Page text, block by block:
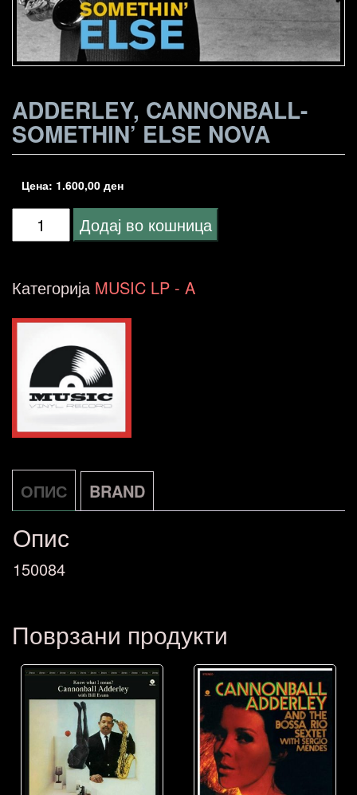
ADDERLEY, CANNONBALL-
SOMETHIN’ ELSE NOVA
Цена: 1.600,00 ден
Adderley,
Somethin'
количина
Додај во кошница
Категорија MUSIC LP - A
ОПИС BRAND
Опис
150084
Поврзани продукти